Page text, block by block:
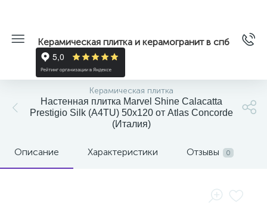
Керамическая плитка и керамогранит в спб
Керамическая плитка
Настенная плитка Marvel Shine Calacatta
Prestigio Silk (A4TU) 50x120 от Atlas Concorde
(Италия)
Описание Характеристики Отзывы 0